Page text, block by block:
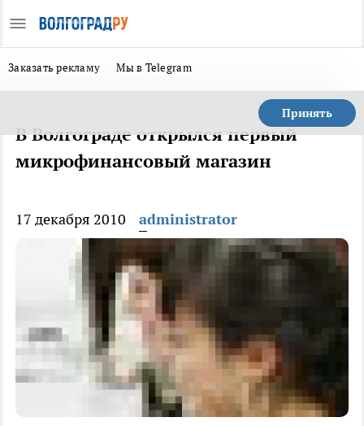
Заказать рекламу Мы в Telegram
Принять
В Волгограде открылся первый
микрофинансовый магазин
17 декабря 2010 administrator